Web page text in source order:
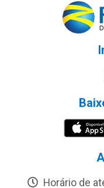
Horário de